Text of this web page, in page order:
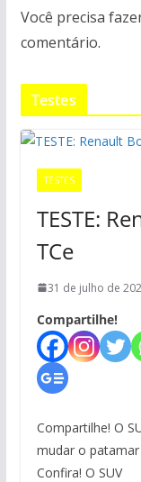
Você precisa
comentário.
Testes
TESTES
TESTE:
TCe
31 de julho de
Compartilhe!
Compartilhe! O
mudar o
Confira! O SUV